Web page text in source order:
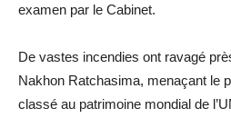
examen par le Cabinet.
De vastes incendies ont ravagé
Nakhon Ratchasima, menaçant le
classé au patrimoine mondial de